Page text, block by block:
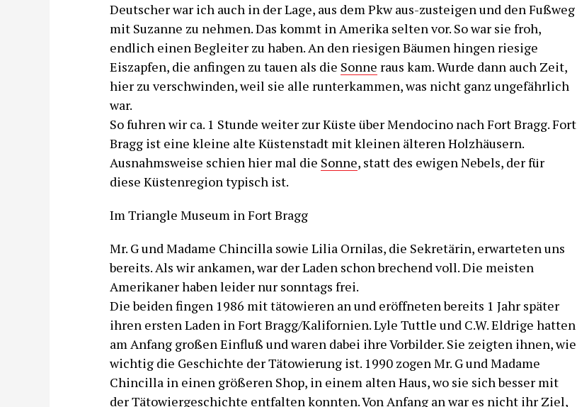
Deutscher war ich auch in der Lage, aus dem Pkw aus-zusteigen und den Fußweg
mit Suzanne zu nehmen. Das kommt in Amerika selten vor. So war sie froh,
endlich einen Begleiter zu haben. An den riesigen Bäumen hingen riesige
Eiszapfen, die anfingen zu tauen als die Sonne raus kam. Wurde dann auch Zeit,
hier zu verschwinden, weil sie alle runterkammen, was nicht ganz ungefährlich
war.
So fuhren wir ca. 1 Stunde weiter zur Küste über Mendocino nach Fort Bragg. Fort
Bragg ist eine kleine alte Küstenstadt mit kleinen älteren Holzhäusern.
Ausnahmsweise schien hier mal die Sonne, statt des ewigen Nebels, der für
diese Küstenregion typisch ist.
Im Triangle Museum in Fort Bragg
Mr. G und Madame Chincilla sowie Lilia Ornilas, die Sekretärin, erwarteten uns
bereits. Als wir ankamen, war der Laden schon brechend voll. Die meisten
Amerikaner haben leider nur sonntags frei.
Die beiden fingen 1986 mit tätowieren an und eröffneten bereits 1 Jahr später
ihren ersten Laden in Fort Bragg/Kalifornien. Lyle Tuttle und C.W. Eldrige hatten
am Anfang großen Einfluß und waren dabei ihre Vorbilder. Sie zeigten ihnen, wie
wichtig die Geschichte der Tätowierung ist. 1990 zogen Mr. G und Madame
Chincilla in einen größeren Shop, in einem alten Haus, wo sie sich besser mit
der Tätowiergeschichte entfalten konnten. Von Anfang an war es nicht ihr Ziel,